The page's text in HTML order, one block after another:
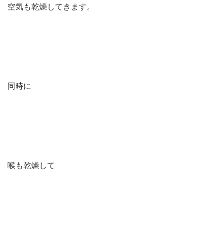
空気も乾燥してきます。
同時に
喉も乾燥して